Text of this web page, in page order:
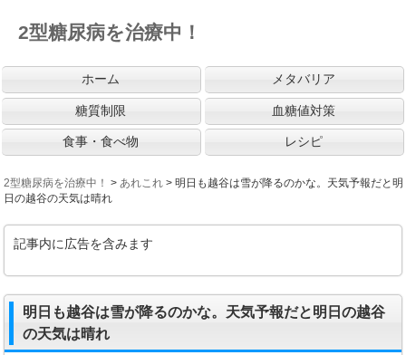
2型糖尿病を治療中！
ホーム メタバリア
糖質制限 血糖値対策
食事・食べ物 レシピ
2型糖尿病を治療中！ >あれこれ >明日も越谷は雪が降るのかな。天気予報だと明
日の越谷の天気は晴れ
記事内に広告を含みます
明日も越谷は雪が降るのかな。天気予報だと明日の越谷
の天気は晴れ